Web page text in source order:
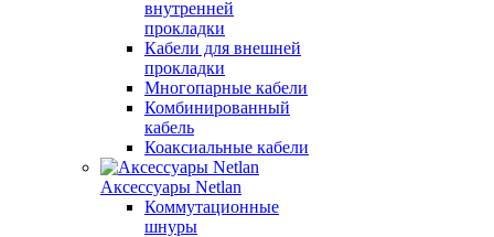
внутренней
прокладки
Кабели для внешней
прокладки
Многопарные кабели
Комбинированный
кабель
Коаксиальные кабели
Аксессуары Netlan
Коммутационные
шнуры